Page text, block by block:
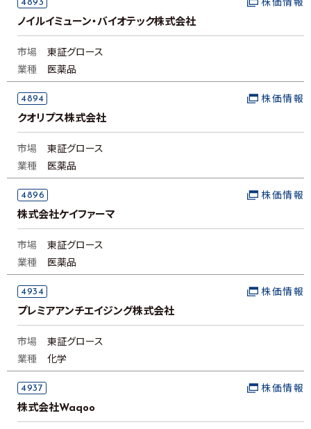
4893
ノイルイミューン・バイオテック株式会社
株価情報
市場
東証グロース
業種
医薬品
4894
クオリプス株式会社
株価情報
市場
東証グロース
業種
医薬品
4896
株式会社ケイファーマ
株価情報
市場
東証グロース
業種
医薬品
4934
プレミアアンチエイジング株式会社
株価情報
市場
東証グロース
業種
化学
4937
株式会社Waqoo
株価情報